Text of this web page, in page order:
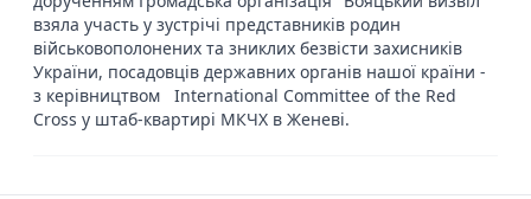
взяла участь у зустрічі представників родин
військовополонених та зниклих безвісти захисників
України, посадовців державних органів нашої країни -
з керівництвом International Committee of the Red
Cross у штаб-квартирі МКЧХ в Женеві.